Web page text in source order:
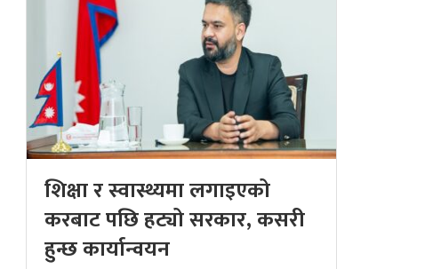
शिक्षा र स्वास्थ्यमा लगाइएको
करबाट पछि हट्यो सरकार, कसरी
हुन्छ कार्यान्वयन